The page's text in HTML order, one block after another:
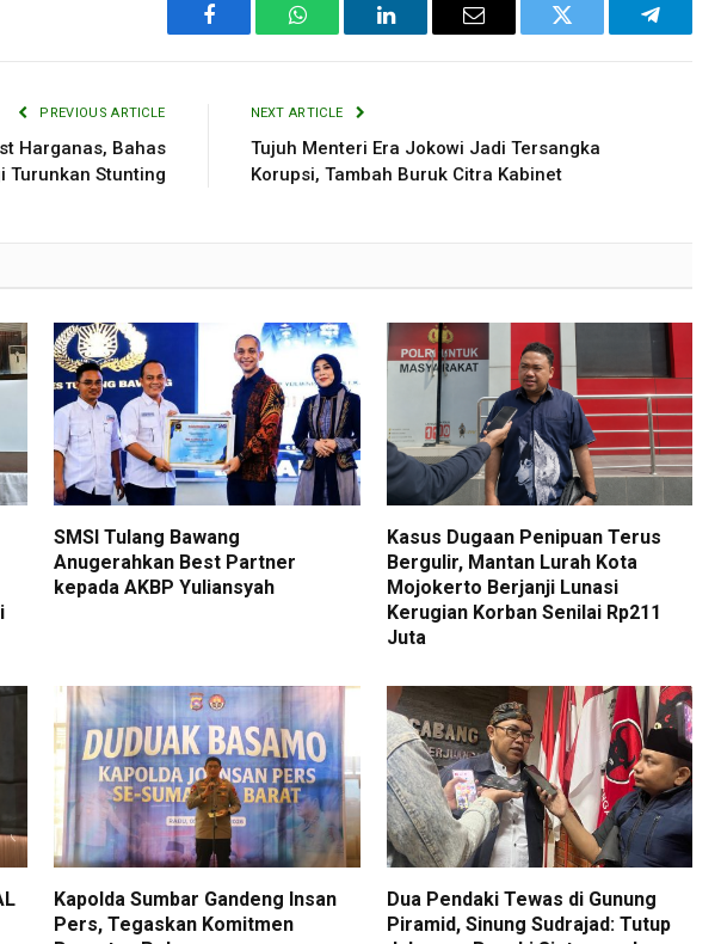
Facebook WhatsAppLinkedIn Email Twitter Telegram
PREVIOUS ARTICLE
Harganas, Bahas
Turunkan Stunting
NEXT ARTICLE
Tujuh Menteri Era Jokowi Jadi Tersangka
Korupsi, Tambah Buruk Citra Kabinet
SMSI Tulang Bawang
Anugerahkan Best Partner
kepada AKBP Yuliansyah
Kasus Dugaan Penipuan Terus
Bergulir, Mantan Lurah Kota
Mojokerto Berjanji Lunasi
Kerugian Korban Senilai Rp211
Juta
Kapolda Sumbar Gandeng Insan
Pers, Tegaskan Komitmen
Dua Pendaki Tewas di Gunung
Piramid, Sinung Sudrajad: Tutup